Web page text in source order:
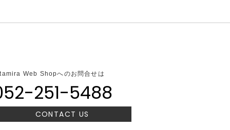
Web Shopへのお問合せは
251-5488
CONTACT US